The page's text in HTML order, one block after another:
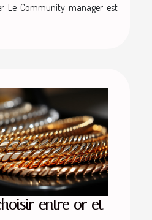
Le Community manager est
entre or et